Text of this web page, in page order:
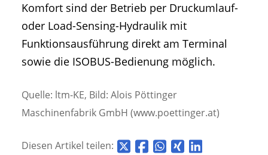
Komfort sind der Betrieb per Druckumlauf-
oder Load-Sensing-Hydraulik mit
Funktionsausführung direkt am Terminal
sowie die ISOBUS-Bedienung möglich.
Quelle: ltm-KE, Bild: Alois Pöttinger
Maschinenfabrik GmbH (www.poettinger.at)
Diesen Artikel teilen: